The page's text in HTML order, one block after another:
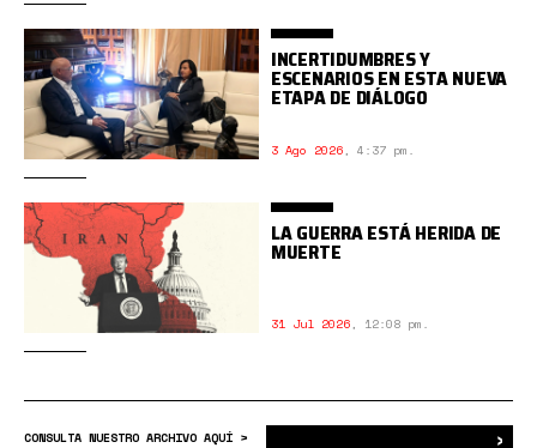
INCERTIDUMBRES Y
ESCENARIOS EN ESTA NUEVA
ETAPA DE DIÁLOGO
3 Ago 2026, 4:37 pm.
LA GUERRA ESTÁ HERIDA DE
MUERTE
31 Jul 2026, 12:08 pm.
CONSULTA NUESTRO ARCHIVO AQUÍ > ›